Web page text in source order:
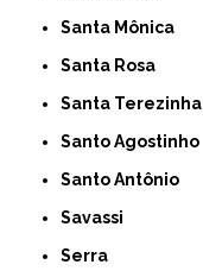
Santa Mônica
Santa Rosa
Santa Terezinha
Santo Agostinho
Santo Antônio
Savassi
Serra